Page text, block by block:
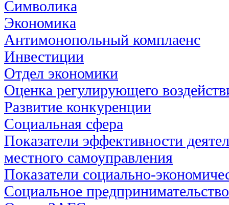
Символика
Экономика
Антимонопольный комплаенс
Инвестиции
Отдел экономики
Оценка регулирующего
Развитие конкуренции
Социальная сфера
Показатели эффективности
местного самоуправления
Показатели социально-
Социальное предпринимательство